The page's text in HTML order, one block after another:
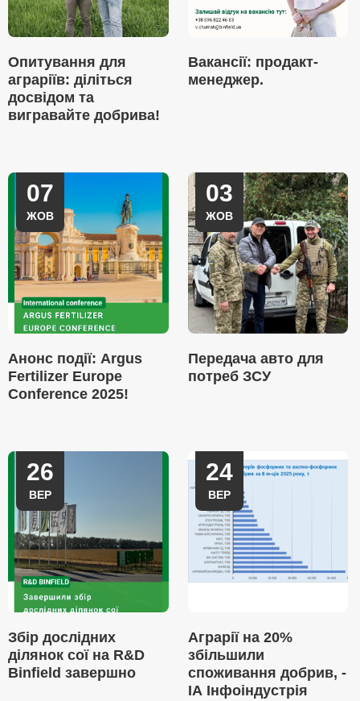
Опитування для
аграріїв: діліться
досвідом та
вигравайте добрива!
Вакансії: продакт-
менеджер.
07
ЖОВ
Анонс події: Argus
Fertilizer Europe
Conference 2025!
03
ЖОВ
Передача авто для
потреб ЗСУ
26
ВЕР
Збір дослідних
ділянок сої на R&D
Binfield завершно
24
ВЕР
Аграрії на 20%
збільшили
споживання добрив, -
ІА Інфоіндустрія